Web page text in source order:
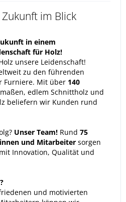
im Blick
in einem
für Holz!
unsere Leidenschaft!
zu den führenden
Furniere. Mit über 140
edlem Schnittholz und
beliefern wir Kunden rund
Unser Team! Rund 75
und Mitarbeiter sorgen
Innovation, Qualität und
und motivierten